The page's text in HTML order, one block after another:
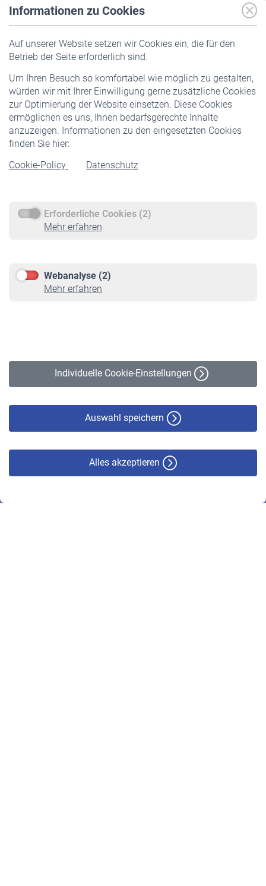
Informationen zu Cookies
Auf unserer Website setzen wir Cookies ein, die für den
Betrieb der Seite erforderlich sind.
Um Ihren Besuch so komfortabel wie möglich zu gestalten,
würden wir mit Ihrer Einwilligung gerne zusätzliche Cookies
zur Optimierung der Website einsetzen. Diese Cookies
ermöglichen es uns, Ihnen bedarfsgerechte Inhalte
anzuzeigen. Informationen zu den eingesetzten Cookies
finden Sie hier:
Cookie-Policy
Datenschutz
Erforderliche Cookies (2)
Mehr erfahren
Webanalyse (2)
Mehr erfahren
Individuelle Cookie-Einstellungen
Auswahl speichern
Alles akzeptieren
Pflichtversicherung
Staatliche Förderung
Veranstaltungen
Rentner
Rentenbeginn
Rente beantragen
Service
Informationen
Online-Rechner
VBLnewsletter
Erklärung zur Barrierefreiheit
© VBL 2026